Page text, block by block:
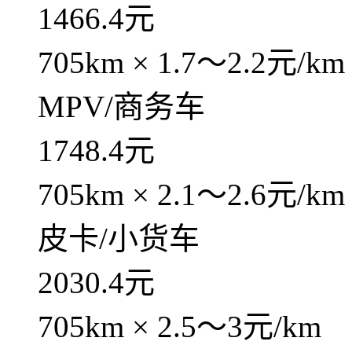
1466.4元
705km × 1.7～2.2元/km
MPV/商务车
1748.4元
705km × 2.1～2.6元/km
皮卡/小货车
2030.4元
705km × 2.5～3元/km